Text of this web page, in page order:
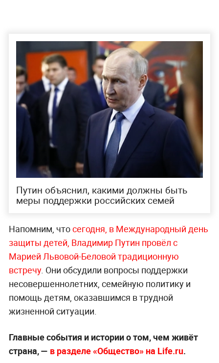
Путин объяснил, какими должны быть
меры поддержки российских семей
Напомним, чтосегодня, в Международный день
защиты детей, Владимир Путин провёл с
Марией Львовой-Беловой традиционную
встречу. Они обсудили вопросы поддержки
несовершеннолетних, семейную политику и
помощь детям, оказавшимся в трудной
жизненной ситуации.
Главные события и истории о том, чем живёт
страна, — в разделе «Общество» на Life.ru.